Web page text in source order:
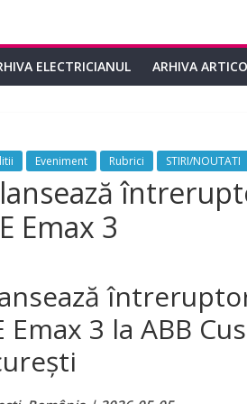
ELECTRICIANUL ARHIVA
Eveniment Rubrici STIRI/NOUTATI
Emax 3
Emax 3 la ABB